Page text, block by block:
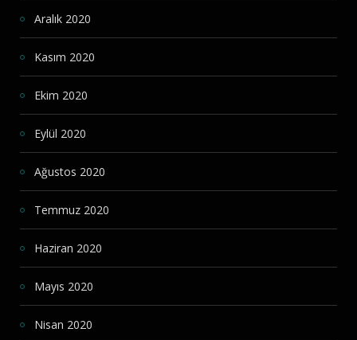
Aralık 2020
Kasım 2020
Ekim 2020
Eylül 2020
Ağustos 2020
Temmuz 2020
Haziran 2020
Mayıs 2020
Nisan 2020